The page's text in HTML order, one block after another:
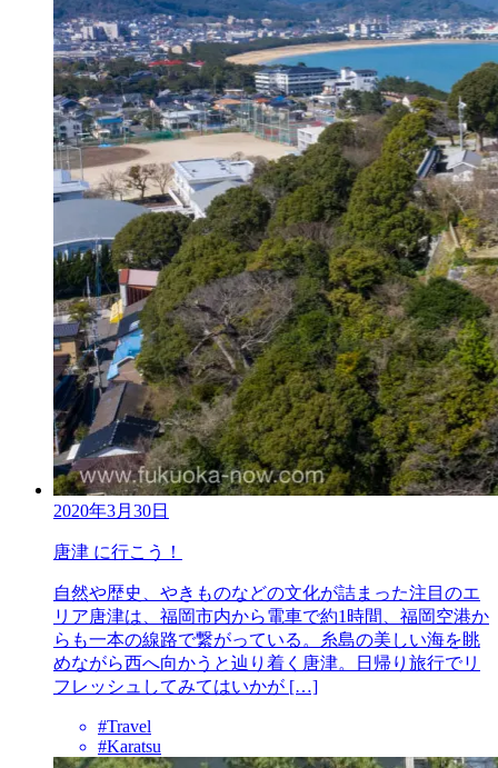
2020年3月30日
唐津 に行こう！
自然や歴史、やきものなどの文化が詰まった注目のエ
リア唐津は、福岡市内から電車で約1時間、福岡空港か
らも一本の線路で繋がっている。糸島の美しい海を眺
めながら西へ向かうと辿り着く唐津。日帰り旅行でリ
フレッシュしてみてはいかが […]
#Travel
#Karatsu